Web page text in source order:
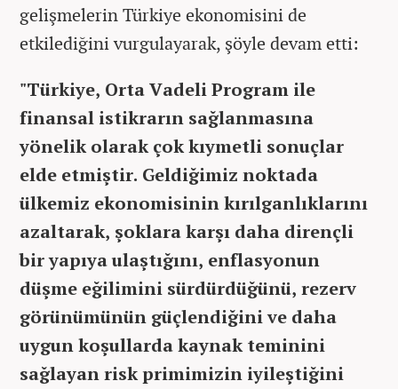
gelişmelerin Türkiye ekonomisini de
etkilediğini vurgulayarak, şöyle devam etti:
"Türkiye, Orta Vadeli Program ile
finansal istikrarın sağlanmasına
yönelik olarak çok kıymetli sonuçlar
elde etmiştir. Geldiğimiz noktada
ülkemiz ekonomisinin kırılganlıklarını
azaltarak, şoklara karşı daha dirençli
bir yapıya ulaştığını, enflasyonun
düşme eğilimini sürdürdüğünü, rezerv
görünümünün güçlendiğini ve daha
uygun koşullarda kaynak teminini
sağlayan risk primimizin iyileştiğini